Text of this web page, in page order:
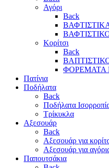
Αγόρι
Back
Κορίτσι
Back
ΦΟΡΕΜΑΤΑ
Πατίνια
Ποδήλατα
Back
Ποδήλατα
Τρίκυκλα
Αξεσουάρ
Back
Αξεσουάρ για
Αξεσουάρ για
Παπουτσάκια